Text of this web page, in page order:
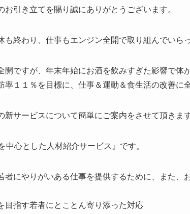
お引き立てを賜り誠にありがとうございます。
も終わり、仕事もエンジン全開で取り組んでいら
開ですが、年末年始にお酒を飲みすぎた影響で体
率１１％を目標に、仕事＆運動＆食生活の改善に
新サービスについて簡単にご案内をさせて頂きます
中心とした人材紹介サービス』です。
者にやりがいある仕事を提供するために、また、
目指す若者にとことん寄り添った対応